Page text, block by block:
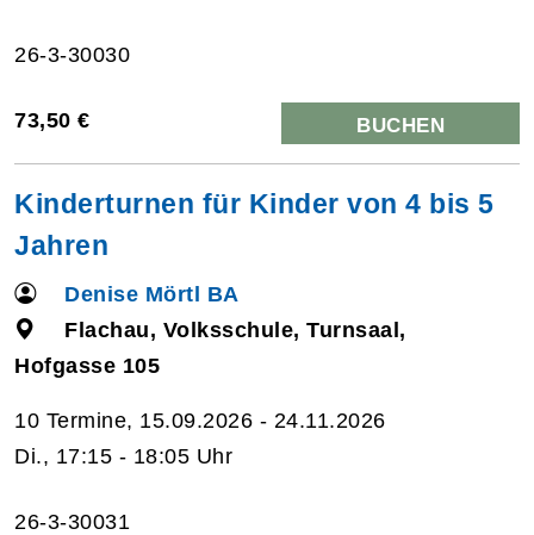
26-3-30030
73,50 € BUCHEN
Kinderturnen für Kinder von 4 bis 5
Jahren
Denise Mörtl BA
Flachau, Volksschule, Turnsaal,
Hofgasse 105
10 Termine, 15.09.2026 - 24.11.2026
Di., 17:15 - 18:05 Uhr
26-3-30031